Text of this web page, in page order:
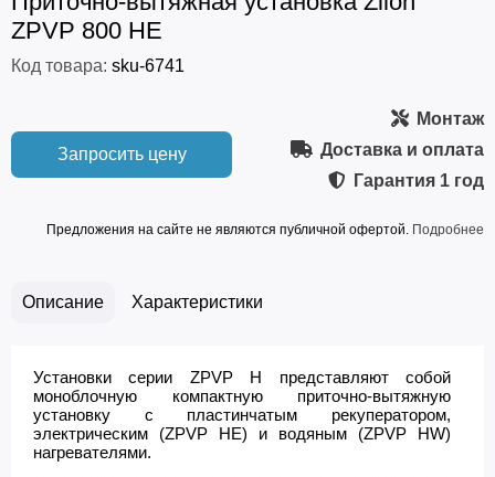
ZPVP 800 HE
Код товара: sku-6741
Запросить цену
Монтаж
Доставка и оплата
Гарантия 1 год
Предложения на сайте не являются публичной офертой. Подробнее
Описание Характеристики
Установки серии ZPVP H представляют собой
моноблочную компактную приточно-вытяжную
установку с пластинчатым рекуператором,
электрическим (ZPVP HE) и водяным (ZPVP HW)
нагревателями.